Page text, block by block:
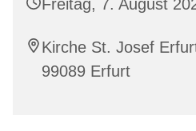
Freitag, 7. August
Kirche St. Josef
99089 Erfurt